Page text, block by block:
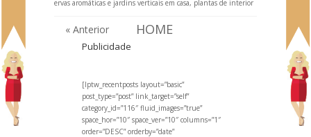
ervas aromáticas e jardins verticais em casa, plantas de interior
« Anterior HOME
Publicidade
[lptw_recentposts layout=”basic”
post_type=”post” link_target=”self”
category_id=”116″ fluid_images=”true”
space_hor=”10″ space_ver=”10″ columns=”1″
order=”DESC” orderby=”date”